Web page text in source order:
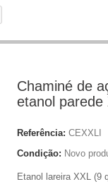
Chaminé de
etanol parede
Referência: CEXXLI
Condição: Novo
Etanol lareira XXL (9